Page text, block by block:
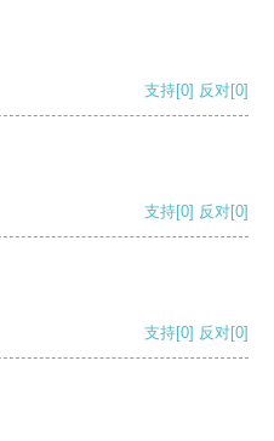
支持[0] 反对[0]
支持[0] 反对[0]
支持[0] 反对[0]